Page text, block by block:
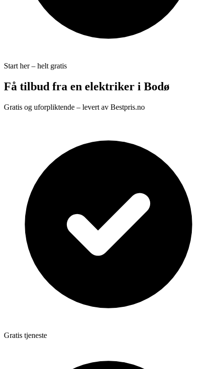
Start her – helt gratis
Få tilbud fra en elektriker i Bodø
Gratis og uforpliktende – levert av Bestpris.no
Gratis tjeneste